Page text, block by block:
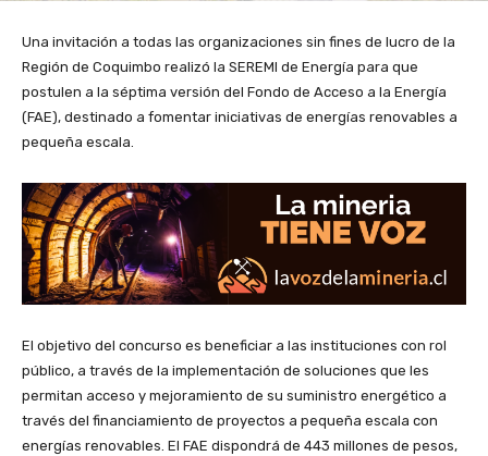
Una invitación a todas las organizaciones sin fines de lucro de la
Región de Coquimbo realizó la SEREMI de Energía para que
postulen a la séptima versión del Fondo de Acceso a la Energía
(FAE), destinado a fomentar iniciativas de energías renovables a
pequeña escala.
El objetivo del concurso es beneficiar a las instituciones con rol
público, a través de la implementación de soluciones que les
permitan acceso y mejoramiento de su suministro energético a
través del financiamiento de proyectos a pequeña escala con
energías renovables. El FAE dispondrá de 443 millones de pesos,